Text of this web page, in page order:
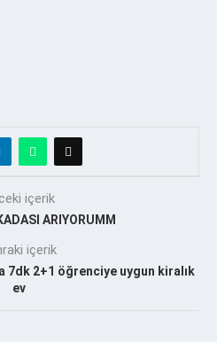
içerik
ARIYORUMM
içerik
7dk 2+1 öğrenciye uygun kiralık
ev